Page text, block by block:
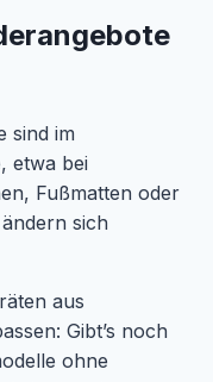
sind im
etwa bei
Fußmatten oder
sich
aus
Gibt’s noch
ohne